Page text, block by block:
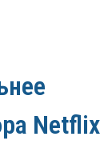
Netflix